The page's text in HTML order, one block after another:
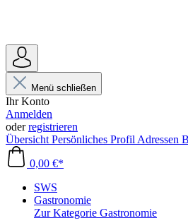
Menü schließen
Ihr Konto
Anmelden
oderregistrieren
Übersicht Persönliches Profil Adressen
0,00 €*
SWS
Gastronomie
Zur Kategorie Gastronomie